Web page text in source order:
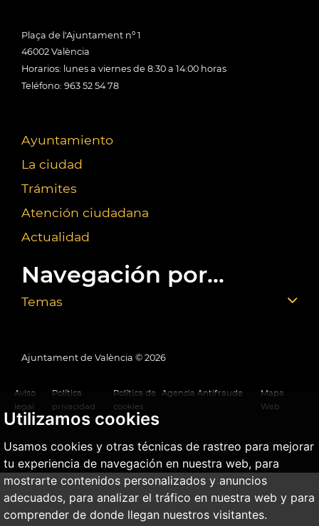
Utilizamos cookies
Usamos cookies y otras técnicas de rastreo para mejorar
tu experiencia de navegación en nuestra web, para
mostrarte contenidos personalizados y anuncios
adecuados, para analizar el tráfico en nuestra web y para
comprender de donde llegan nuestros visitantes.
Plaça de l'Ajuntament nº 1
46002 València
Horarios: lunes a viernes de 8:30 a 14:00 horas
Teléfono: 963 52 54 78
Ayuntamiento
La ciudad
Trámites
Atención ciudadana
Actualidad
Navegación por...
Temas
Ajuntament de València © 2026
Aviso
legal
Política
privacidad
Política de
cookies
Agencia Antifraude
Mapa
Web